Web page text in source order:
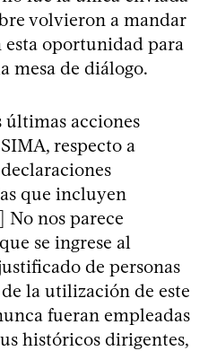
volvieron a mandar
oportunidad para
mesa de diálogo.
últimas acciones
respecto a
que incluyen
No nos parece
se ingrese al
de personas
la utilización de este
fueran empleadas
históricos dirigentes,